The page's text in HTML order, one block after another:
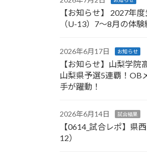
【お知らせ】 2027年
（U-13）7〜8月の体
2026年6月17日 お知らせ
【お知らせ】山梨学院
山梨県予選5連覇！OB
手が躍動！
2026年6月14日 試合結果
【0614_試合レポ】県
12）